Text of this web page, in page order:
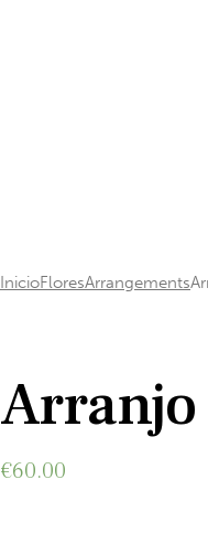
InicioFloresArrangements
Arranjo
€60.00